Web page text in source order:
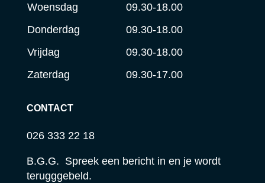
Woensdag
09.30-18.00
Donderdag
09.30-18.00
Vrijdag
09.30-18.00
Zaterdag
09.30-17.00
CONTACT
026 333 22 18
B.G.G. Spreek een bericht in en je wordt
terugggebeld.